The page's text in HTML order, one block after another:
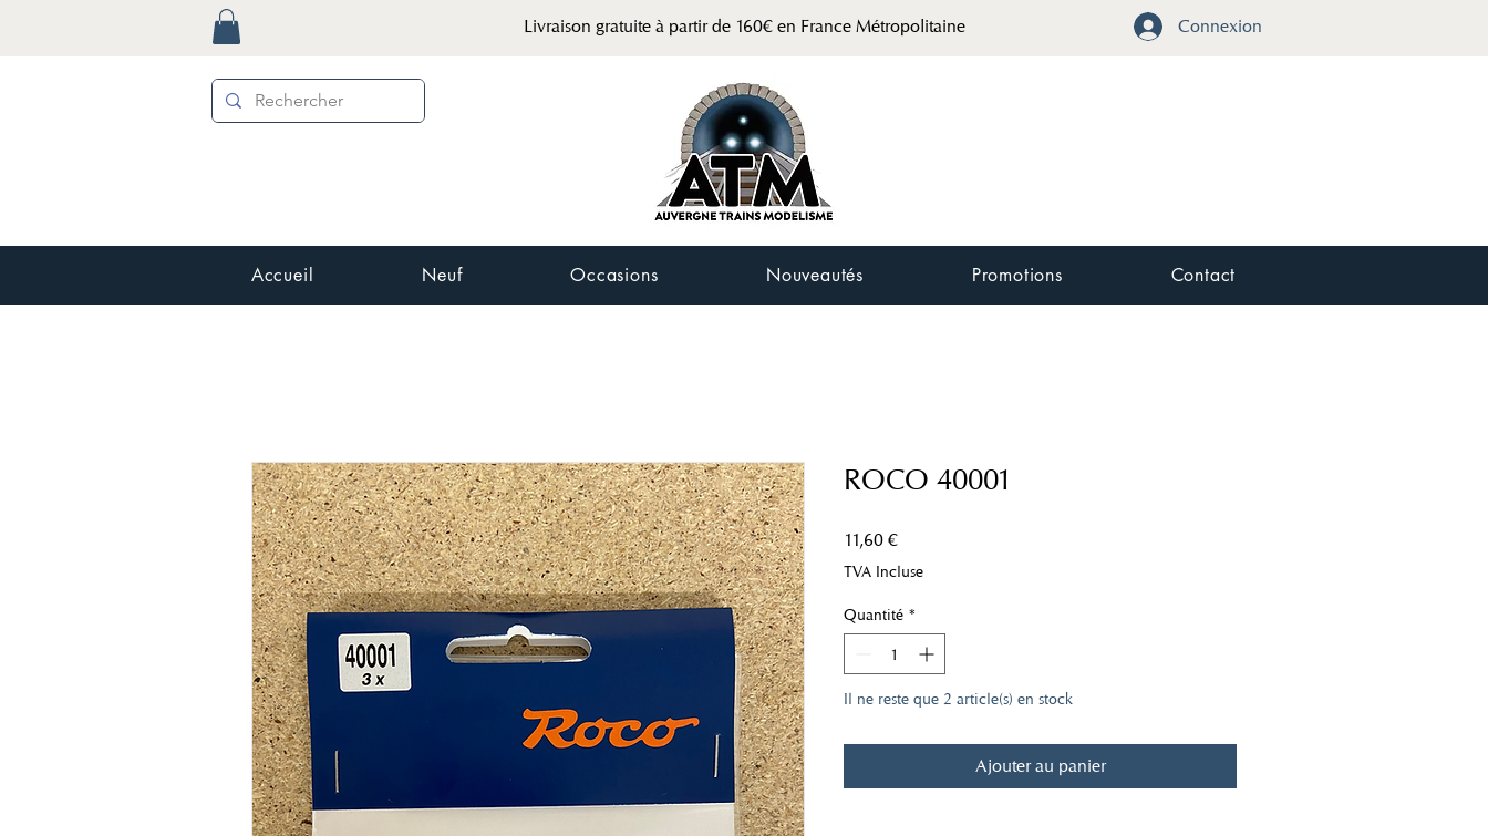
Livraison gratuite à partir de 160€ en France Métropolitaine Connexion
Accueil Neuf Occasions Nouveautés Promotions Contact
ROCO 40001
11,60 €Prix
TVA Incluse
Quantité *
Il ne reste que 2 article(s) en stock
Ajouter au panier